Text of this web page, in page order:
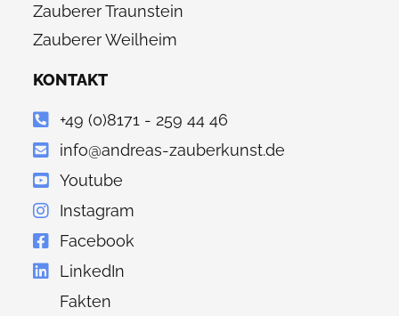
Zauberer Traunstein
Zauberer Weilheim
KONTAKT
+49 (0)8171 - 259 44 46
info@andreas-zauberkunst.de
Youtube
Instagram
Facebook
LinkedIn
Fakten